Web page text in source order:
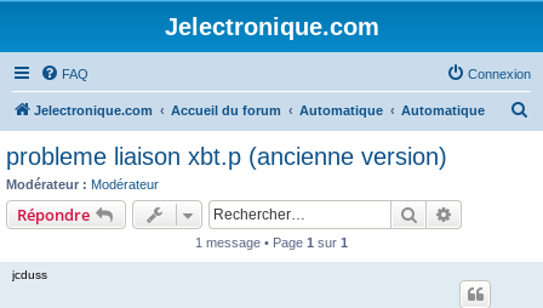
Jelectronique.com
FAQ Connexion
Jelectronique.com Accueil du forum Automatique Automatique
probleme liaison xbt.p (ancienne version)
Modérateur : Modérateur
Répondre Rechercher
1 message • Page 1 sur 1
jcduss